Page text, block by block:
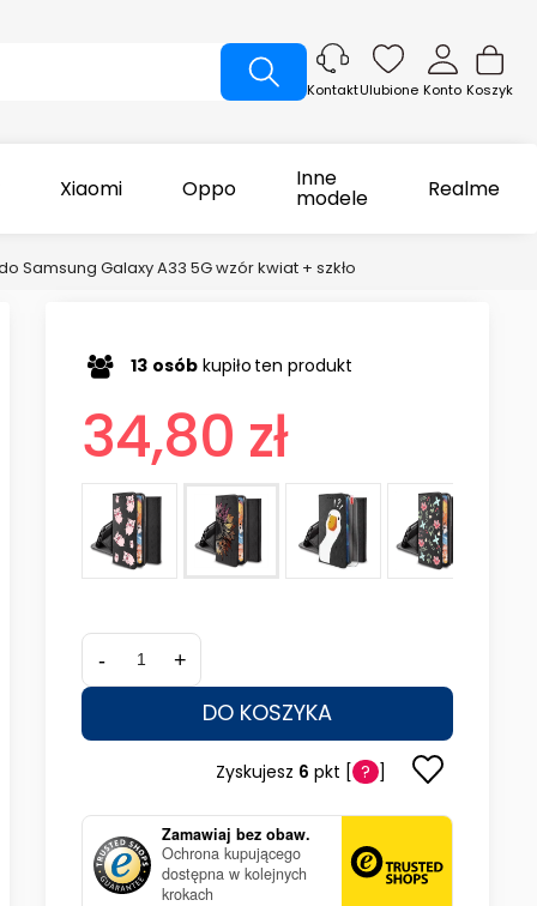
Koszyk
Konto
KontaktUlubione
Xiaomi Oppo Inne
modele Realme
Samsung Galaxy A33 5G wzór kwiat + szkło
13 osób kupiło ten produkt
34,80 zł
- +
DO KOSZYKA
Zyskujesz 6 pkt [ ? ]
Zamawiaj bez obaw.
Ochrona kupującego
dostępna w kolejnych
krokach